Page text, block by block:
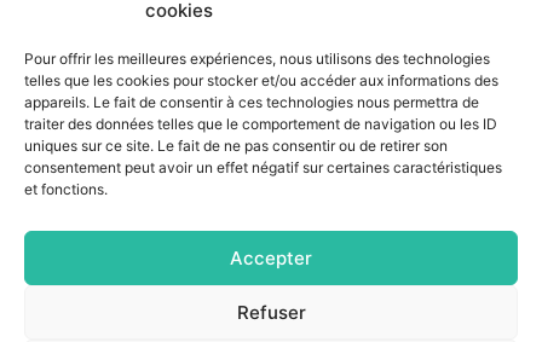
cookies
Pour offrir les meilleures expériences, nous utilisons des technologies
telles que les cookies pour stocker et/ou accéder aux informations des
appareils. Le fait de consentir à ces technologies nous permettra de
traiter des données telles que le comportement de navigation ou les ID
uniques sur ce site. Le fait de ne pas consentir ou de retirer son
consentement peut avoir un effet négatif sur certaines caractéristiques
et fonctions.
Accepter
Refuser
Informations
Contactez-nous
Conditions d’utilisation
Conditions de vente
Déclaration de confidentialité (UE)
Imprint